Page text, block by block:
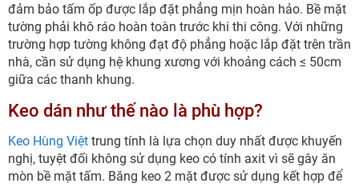
đảm bảo tấm ốp được lắp đặt phẳng mịn hoàn hảo. Bề mặt
tường phải khô ráo hoàn toàn trước khi thi công. Với những
trường hợp tường không đạt độ phẳng hoặc lắp đặt trên trần
nhà, cần sử dụng hệ khung xương với khoảng cách ≤ 50cm
giữa các thanh khung.
Keo dán như thế nào là phù hợp?
Keo Hùng Việt trung tính là lựa chọn duy nhất được khuyến
nghị, tuyệt đối không sử dụng keo có tính axit vì sẽ gây ăn
mòn bề mặt tấm. Băng keo 2 mặt được sử dụng kết hợp để